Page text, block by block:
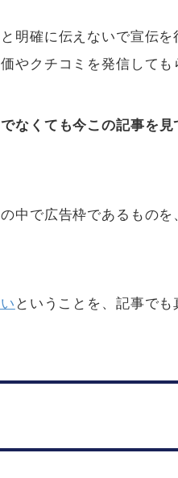
明確に伝えないで宣伝
クチコミを発信しても
なくても今この記事を
中で広告枠であるもの
ということを、記事でも